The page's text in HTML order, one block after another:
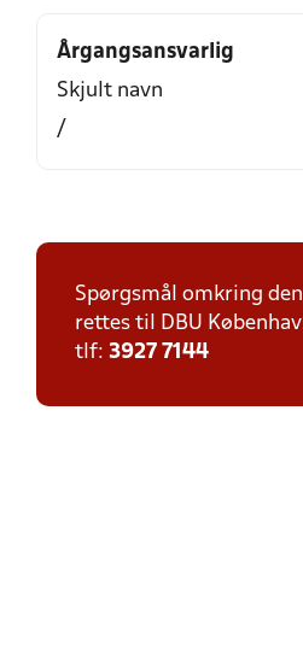
Årgangsansvarlig
Skjult navn
/
Spørgsmål omkring
rettes til DBU
tlf: 3927 7144